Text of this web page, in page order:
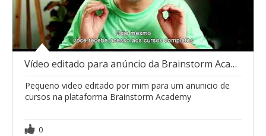
Vídeo editado para anúncio da Brainstorm Academy
Pequeno video editado por mim para um anunicio de
cursos na plataforma Brainstorm Academy
0